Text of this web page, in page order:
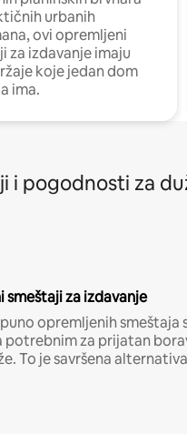
urbanih
ovi opremljeni
za izdavanje imaju
koje jedan dom
ima.
i pogodnosti za
smeštaji za izdavanje
opremljenih smeštaja
potrebnim za prijatan
To je savršena